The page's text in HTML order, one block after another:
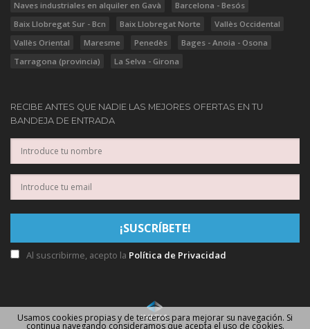
Naves industriales en alquiler en Gavà
Barcelona - Besós
Baix Llobregat Sur - Bcn
Baix Llobregat Norte
Vallès Occidental
Vallès Oriental
Maresme Penedès
Bages - Anoia - Osona
Tarragona (provincia)
La Selva - Girona
RECIBE ANTES QUE NADIE LAS MEJORES OFERTAS EN TU
BANDEJA DE ENTRADA
Al suscribirme, acepto la Política de Privacidad
Usamos cookies propias y de terceros para mejorar su navegación. Si
continua navegando consideramos que acepta el uso de cookies.